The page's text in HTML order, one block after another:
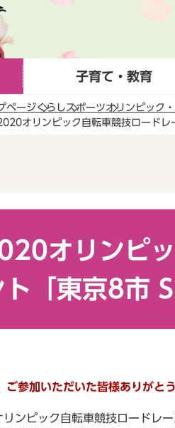
子育て・教育
ページくらしスポーツオリンピック
オリンピック自転車競技ロード
オリンピ
ト「東京8市
ご参加いただいた皆様ありがと
ンピック自転車競技ロードレー